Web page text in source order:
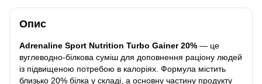
Опис
Adrenaline Sport Nutrition Turbo Gainer 20% — це
вуглеводно-білкова суміш для доповнення раціону людей
із підвищеною потребою в калоріях. Формула містить
близько 20% білка у складі, а основну частину продукту